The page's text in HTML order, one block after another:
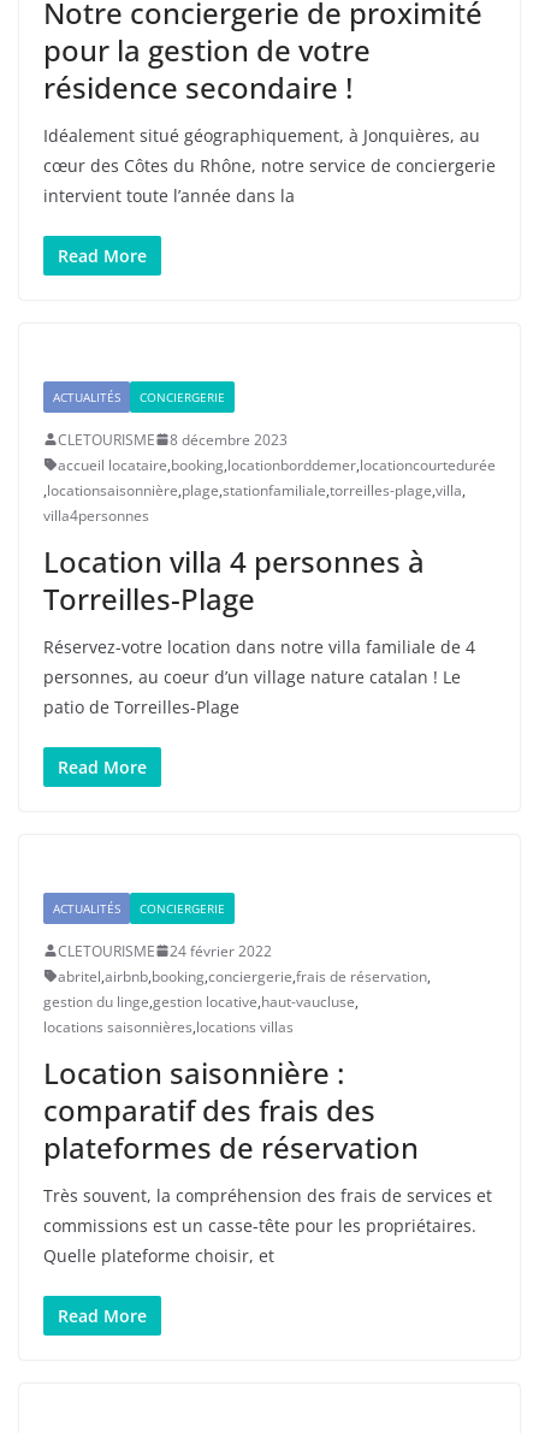
Notre conciergerie de proximité
pour la gestion de votre
résidence secondaire !
Idéalement situé géographiquement, à Jonquières, au
cœur des Côtes du Rhône, notre service de conciergerie
intervient toute l’année dans la
Read More
ACTUALITÉS CONCIERGERIE
CLETOURISME
8 décembre 2023
accueil locataire,booking,locationborddemer,locationcourtedurée
,locationsaisonnière,plage,stationfamiliale,torreilles-plage,villa,
villa4personnes
Location villa 4 personnes à
Torreilles-Plage
Réservez-votre location dans notre villa familiale de 4
personnes, au coeur d’un village nature catalan ! Le
patio de Torreilles-Plage
Read More
ACTUALITÉS CONCIERGERIE
CLETOURISME
24 février 2022
abritel,airbnb,booking,conciergerie,frais de réservation,
gestion du linge,gestion locative,haut-vaucluse,
locations saisonnières,locations villas
Location saisonnière :
comparatif des frais des
plateformes de réservation
Très souvent, la compréhension des frais de services et
commissions est un casse-tête pour les propriétaires.
Quelle plateforme choisir, et
Read More